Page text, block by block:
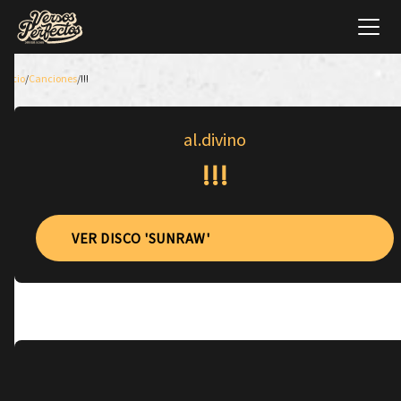
Inicio/Canciones/!!!
al.divino
!!!
VER DISCO 'SUNRAW'